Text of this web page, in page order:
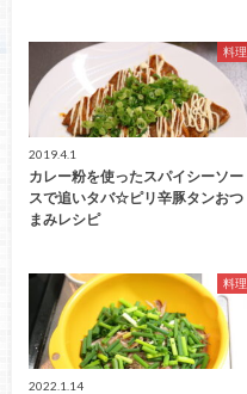
料理
2019.4.1
カレー粉を使ったスパイシーソー
スで追いタバ☆ピリ辛豚タンおつ
まみレシピ
料理
2022.1.14